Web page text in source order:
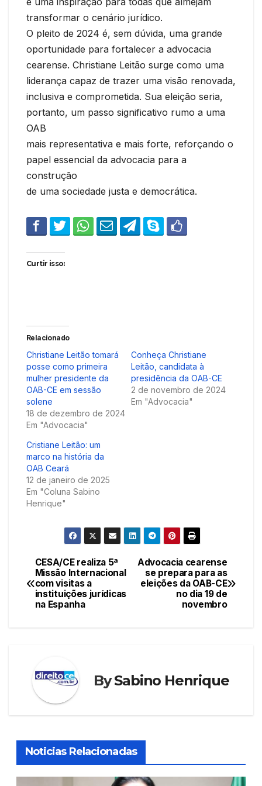
transformar o cenário jurídico.
O pleito de 2024 é, sem dúvida, uma grande
oportunidade para fortalecer a advocacia
cearense. Christiane Leitão surge como uma
liderança capaz de trazer uma visão renovada,
inclusiva e comprometida. Sua eleição seria,
portanto, um passo significativo rumo a uma
OAB
mais representativa e mais forte, reforçando o
papel essencial da advocacia para a
construção
de uma sociedade justa e democrática.
Curtir isso:
Relacionado
Christiane Leitão tomará
posse como primeira
mulher presidente da
OAB-CE em sessão
solene
18 de dezembro de 2024
Em "Advocacia"
Conheça Christiane
Leitão, candidata à
presidência da OAB-CE
2 de novembro de 2024
Em "Advocacia"
Cristiane Leitão: um
marco na história da
OAB Ceará
12 de janeiro de 2025
Em "Coluna Sabino
Henrique"
Navegação
de
Post
Advocacia cearense
se prepara para as
eleições da OAB-CE
no dia 19 de
novembro
CESA/CE realiza 5ª
Missão Internacional
com visitas a
instituições jurídicas
na Espanha
BySabino Henrique
Noticias Relacionadas